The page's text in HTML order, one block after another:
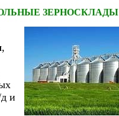
ЗЕРНОСКЛАДЫ
,
и